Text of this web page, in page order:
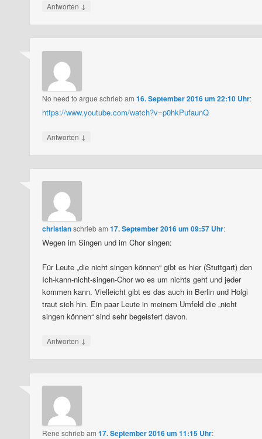
Antworten ↓
No need to argue schriebam16. September 2016 um 22:10 Uhr:
https://www.youtube.com/watch?v=p0hkPufaunQ
Antworten ↓
christianschriebam17. September 2016 um 09:57 Uhr:
Wegen im Singen und im Chor singen:
Für Leute „die nicht singen können“ gibt es hier (Stuttgart) den
Ich-kann-nicht-singen-Chor wo es um nichts geht und jeder
kommen kann. Vielleicht gibt es das auch in Berlin und Holgi
traut sich hin. Ein paar Leute in meinem Umfeld die „nicht
singen können“ sind sehr begeistert davon.
Antworten ↓
Rene schriebam17. September 2016 um 11:15 Uhr: